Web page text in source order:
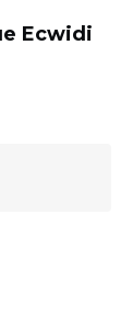
Ecwidi